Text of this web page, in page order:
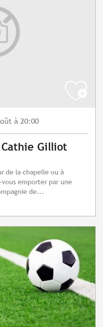
à 20:00
Gilliot
de la chapelle ou à
emporter par une
de...